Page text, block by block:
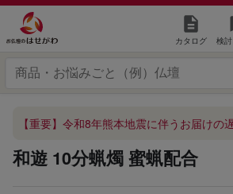
カタログ 検
【重要】令和8年熊本地震に伴うお届けの
和遊 10分蝋燭 蜜蝋配合